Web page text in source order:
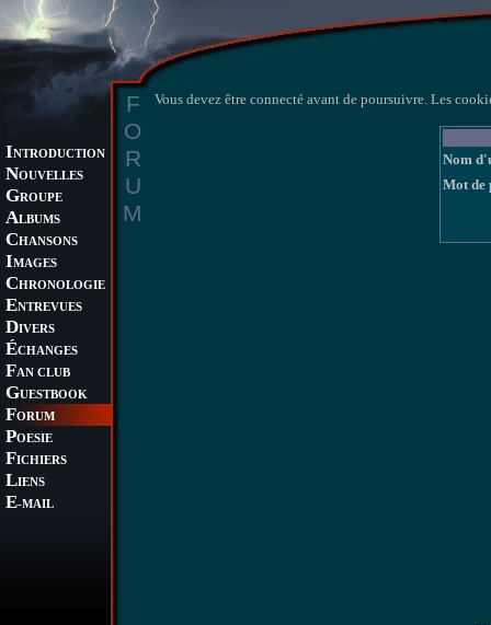
INTRODUCTION
NOUVELLES
GROUPE
ALBUMS
CHANSONS
IMAGES
CHRONOLOGIE
ENTREVUES
DIVERS
ÉCHANGES
FAN CLUB
GUESTBOOK
FORUM
POESIE
FICHIERS
LIENS
E-MAIL
F
O
R
U
M
Vous devez être connecté avant de poursuivre. Les
Nom
Mot de